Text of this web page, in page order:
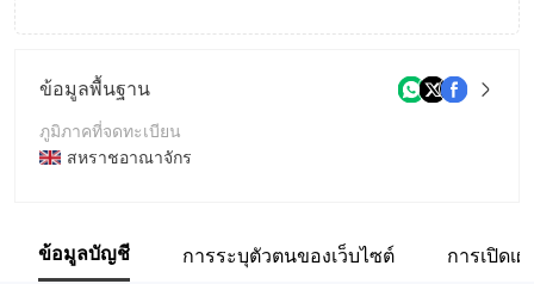
ข้อมูลพื้นฐาน
ภูมิภาคที่จดทะเบียน
สหราชอาณาจักร
ชื่อบริษัท
ข้อมูลบัญชี การระบุตัวตนของเว็บไซต์ การเปิดเ